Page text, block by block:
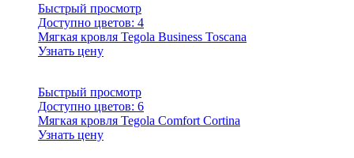
Быстрый просмотр
Доступно цветов: 4
Мягкая кровля Tegola Business Toscana
Узнать цену
Быстрый просмотр
Доступно цветов: 6
Мягкая кровля Tegola Comfort Cortina
Узнать цену